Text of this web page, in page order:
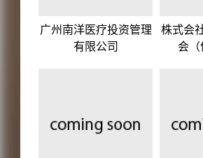
广州南洋医疗投资管理
有限公司
株式会
会（